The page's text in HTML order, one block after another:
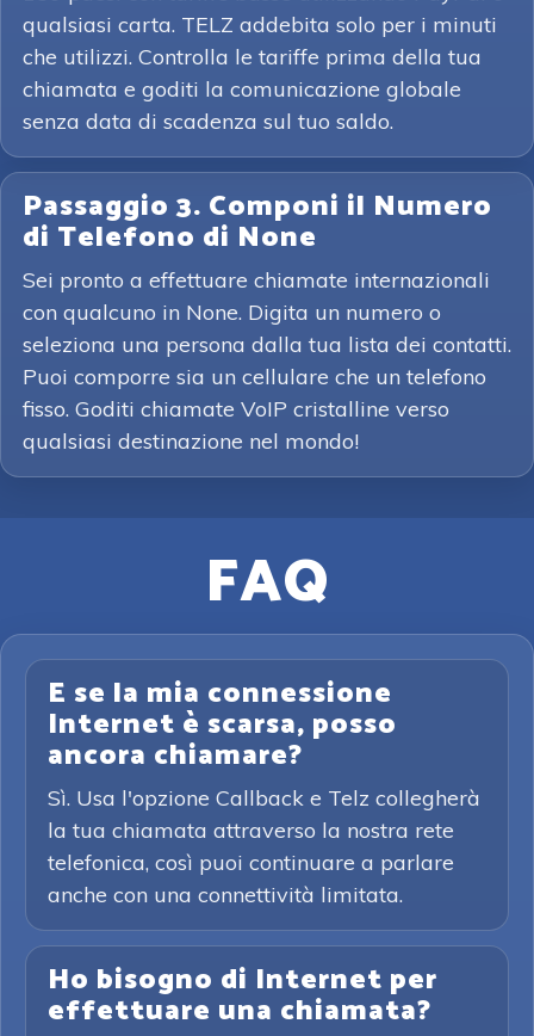
qualsiasi carta. TELZ addebita solo per i minuti
che utilizzi. Controlla le tariffe prima della tua
chiamata e goditi la comunicazione globale
senza data di scadenza sul tuo saldo.
Passaggio 3. Componi il Numero
di Telefono di None
Sei pronto a effettuare chiamate internazionali
con qualcuno in None. Digita un numero o
seleziona una persona dalla tua lista dei contatti.
Puoi comporre sia un cellulare che un telefono
fisso. Goditi chiamate VoIP cristalline verso
qualsiasi destinazione nel mondo!
FAQ
E se la mia connessione
Internet è scarsa, posso
ancora chiamare?
Sì. Usa l'opzione Callback e Telz collegherà
la tua chiamata attraverso la nostra rete
telefonica, così puoi continuare a parlare
anche con una connettività limitata.
Ho bisogno di Internet per
effettuare una chiamata?